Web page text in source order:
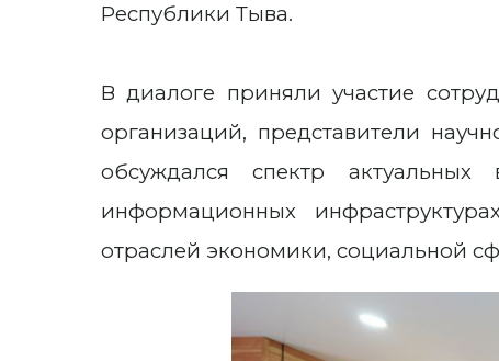
Республики Тыва.
В диалоге приняли участие
организаций, представители
обсуждался спектр
информационных
отраслей экономики, социальной